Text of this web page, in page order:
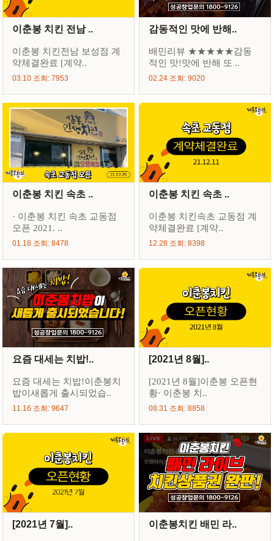
이춘봉 치킨 전남 ..
이춘봉 치킨전남 보성점 계
약체결완료 [계약..
03.10 조회: 7953
감동적인 맛에 반해..
배민리뷰 ★★★★★감동
적인 맛!맛에 반해 또 ..
02.24 조회: 9020
이춘봉 치킨 속초 ..
· 이춘봉 치킨 속초 교동점
오픈 2021. ..
01.18 조회: 8478
이춘봉 치킨 속초 ..
이춘봉 치킨속초 교동점 계
약체결완료 [계약..
12.28 조회: 8398
요즘 대세는 치밥!..
요즘 대세는 치밥!이춘봉치
밥이새롭게 출시되었습..
11.16 조회: 9647
[2021년 8월]..
[2021년 8월]이춘봉 오픈현
황· 이춘봉 치..
08.31 조회: 8858
[2021년 7월].. 이춘봉치킨 배민 라..